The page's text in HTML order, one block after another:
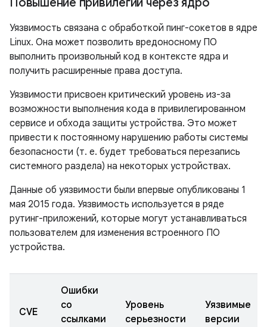
Уязвимость связана с обработкой пинг-сокетов в ядре
Linux. Она может позволить вредоносному ПО
выполнить произвольный код в контексте ядра и
получить расширенные права доступа.
Уязвимости присвоен критический уровень из-за
возможности выполнения кода в привилегированном
сервисе и обхода защиты устройства. Это может
привести к постоянному нарушению работы системы
безопасности (т. е. будет требоваться перезапись
системного раздела) на некоторых устройствах.
Данные об уязвимости были впервые опубликованы 1
мая 2015 года. Уязвимость используется в ряде
рутинг-приложений, которые могут устанавливаться
пользователем для изменения встроенного ПО
устройства.
CVE
Ошибки
со
ссылками
Уровень
серьезности
Уязвимые
версии